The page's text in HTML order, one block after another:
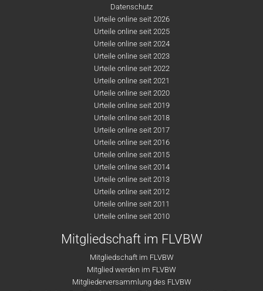
Datenschutz
Urteile online seit 2026
Urteile online seit 2025
Urteile online seit 2024
Urteile online seit 2023
Urteile online seit 2022
Urteile online seit 2021
Urteile online seit 2020
Urteile online seit 2019
Urteile online seit 2018
Urteile online seit 2017
Urteile online seit 2016
Urteile online seit 2015
Urteile online seit 2014
Urteile online seit 2013
Urteile online seit 2012
Urteile online seit 2011
Urteile online seit 2010
Mitgliedschaft im FLVBW
Mitgliedschaft im FLVBW
Mitglied werden im FLVBW
Mitgliederversammlung des FLVBW